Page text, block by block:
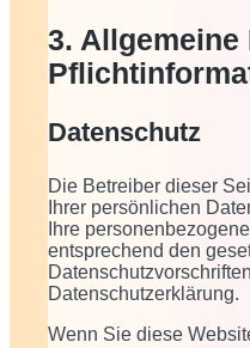
3. Allgemeine
Datenschutz
Die Betreiber dieser
Ihrer persönlichen
Ihre
entsprechend den
Datenschutzerklärung.
Wenn Sie diese